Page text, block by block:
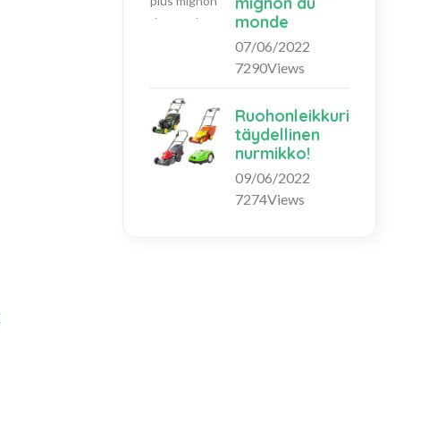
monde
07/06/2022
7290Views
Ruohonleikkuri
täydellinen
nurmikko!
09/06/2022
7274Views